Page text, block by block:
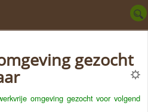
omgeving gezocht voor volgend